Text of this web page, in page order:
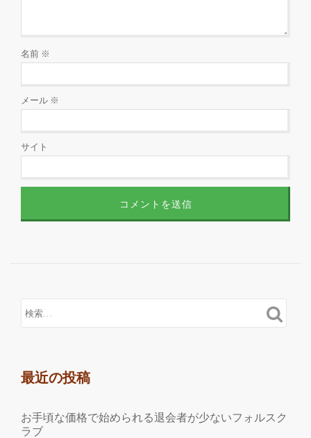
名前 ※
メール ※
サイト
最近の投稿
お手頃な価格で始められる退会者が少ないフォルスク
ラブ